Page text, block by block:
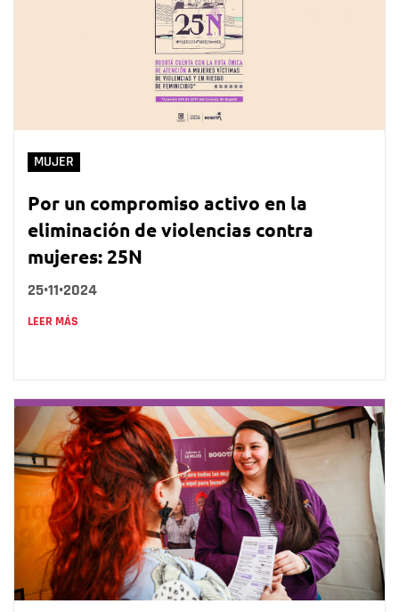
MUJER
Por un compromiso activo en la
eliminación de violencias contra
mujeres: 25N
25•11•2024
LEER MÁS